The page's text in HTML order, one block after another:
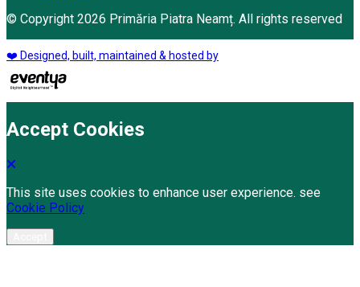
© Copyright 2026 Primăria Piatra Neamț. All rights reserved
❤️ Designed, built, maintained & hosted by
Accept Cookies
This site uses cookies to enhance user experience. see
Cookie Policy